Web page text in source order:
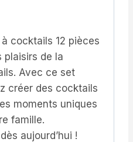
cocktails 12 pièces
plaisirs de la
Avec ce set
créer des cocktails
moments uniques
famille.
aujourd’hui !